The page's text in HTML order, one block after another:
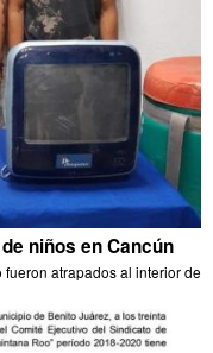
niños en Cancún
atrapados al interior de